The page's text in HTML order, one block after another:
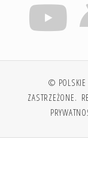
© POLSKIE
ZASTRZEŻONE.